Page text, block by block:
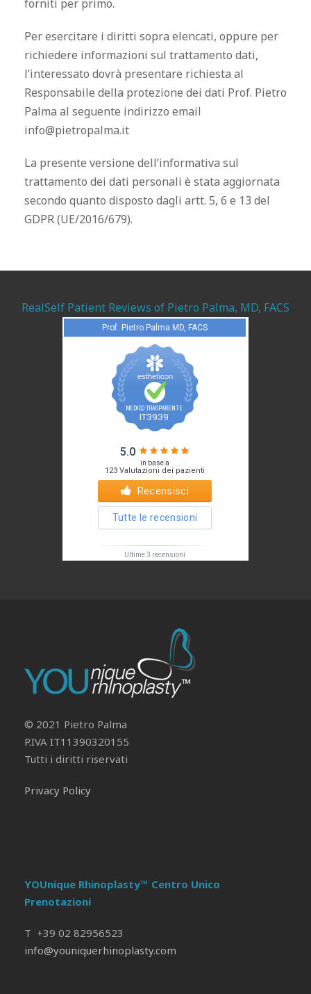
forniti per primo.
Per esercitare i diritti sopra elencati, oppure per
richiedere informazioni sul trattamento dati,
l’interessato dovrà presentare richiesta al
Responsabile della protezione dei dati Prof. Pietro
Palma al seguente indirizzo email
info@pietropalma.it
La presente versione dell’informativa sul
trattamento dei dati personali è stata aggiornata
secondo quanto disposto dagli artt. 5, 6 e 13 del
GDPR (UE/2016/679).
RealSelf Patient Reviews of Pietro Palma, MD, FACS
© 2021 Pietro Palma
P.IVA IT11390320155
Tutti i diritti riservati
Privacy Policy
YOUnique Rhinoplasty™ Centro Unico
Prenotazioni
T +39 02 82956523
info@youniquerhinoplasty.com